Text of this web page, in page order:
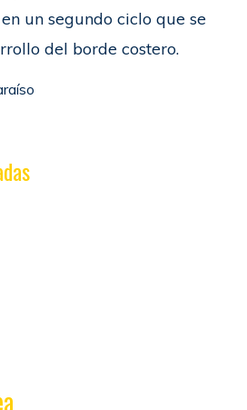
un segundo ciclo que se
del borde costero.